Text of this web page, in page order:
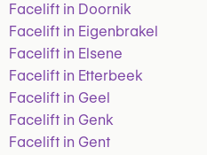
Facelift in Doornik
Facelift in Eigenbrakel
Facelift in Elsene
Facelift in Etterbeek
Facelift in Geel
Facelift in Genk
Facelift in Gent